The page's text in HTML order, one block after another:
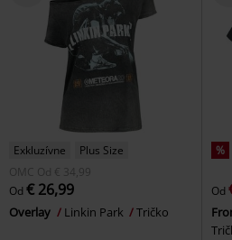
Exkluzívne
Plus Size
OMC Od € 34,99
Od € 26,99
Overlay Linkin Park Tričko
%
Od